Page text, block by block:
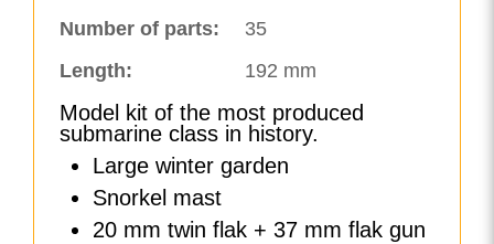
Number of parts:
35
Length:
192 mm
Model kit of the most produced
submarine class in history.
Large winter garden
Snorkel mast
20 mm twin flak + 37 mm flak gun